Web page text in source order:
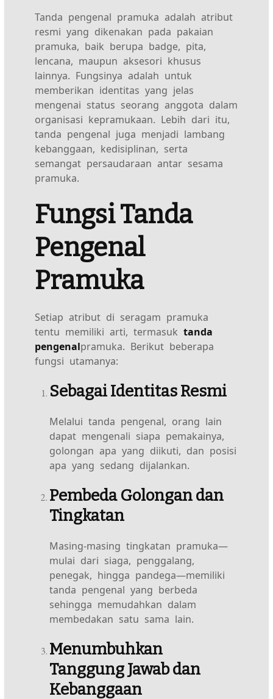
Tanda pengenal pramuka adalah atribut
resmi yang dikenakan pada pakaian
pramuka, baik berupa badge, pita,
lencana, maupun aksesori khusus
lainnya. Fungsinya adalah untuk
memberikan identitas yang jelas
mengenai status seorang anggota dalam
organisasi kepramukaan. Lebih dari itu,
tanda pengenal juga menjadi lambang
kebanggaan, kedisiplinan, serta
semangat persaudaraan antar sesama
pramuka.
Fungsi Tanda
Pengenal
Pramuka
Setiap atribut di seragam pramuka
tentu memiliki arti, termasuktanda
pengenalpramuka. Berikut beberapa
fungsi utamanya:
Sebagai Identitas Resmi
Melalui tanda pengenal, orang lain
dapat mengenali siapa pemakainya,
golongan apa yang diikuti, dan posisi
apa yang sedang dijalankan.
Pembeda Golongan dan
Tingkatan
Masing-masing tingkatan pramuka—
mulai dari siaga, penggalang,
penegak, hingga pandega—memiliki
tanda pengenal yang berbeda
sehingga memudahkan dalam
membedakan satu sama lain.
Menumbuhkan
Tanggung Jawab dan
Kebanggaan